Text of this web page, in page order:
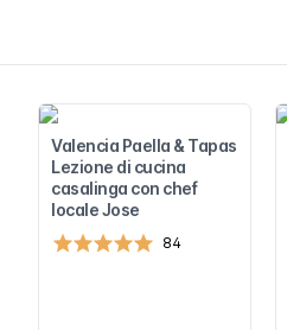
Valencia Paella & Tapas
Lezione di cucina
casalinga con chef
locale Jose
84